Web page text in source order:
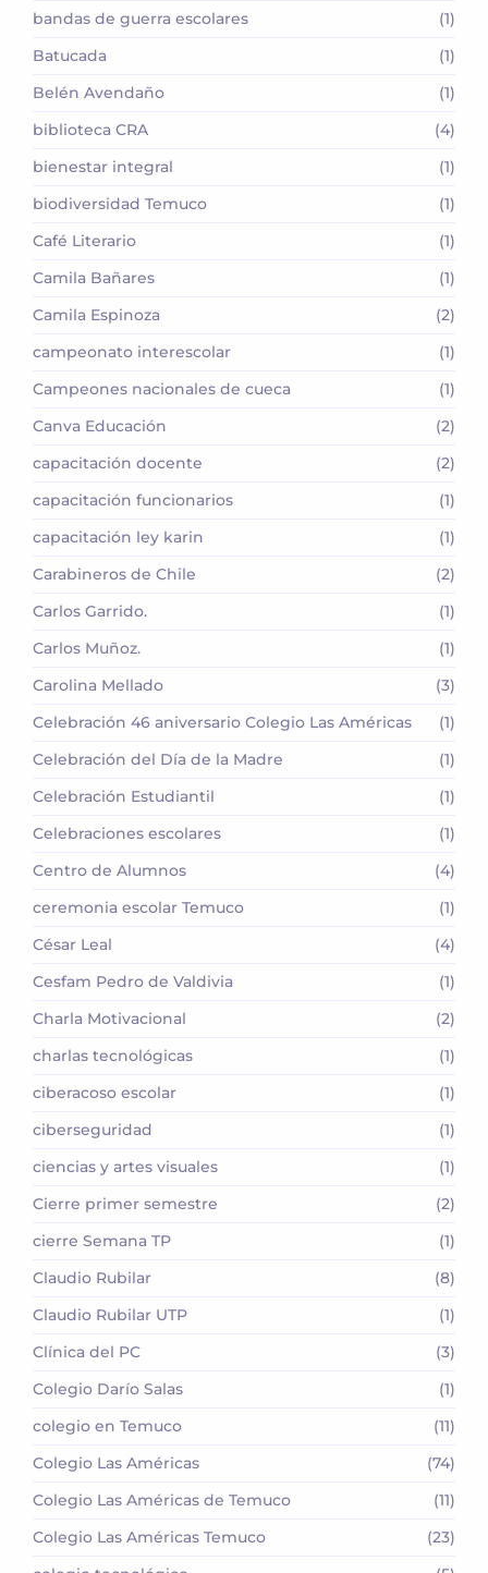
bandas de guerra escolares
(1)
Batucada
(1)
Belén Avendaño
(1)
biblioteca CRA
(4)
bienestar integral
(1)
biodiversidad Temuco
(1)
Café Literario
(1)
Camila Bañares
(1)
Camila Espinoza
(2)
campeonato interescolar
(1)
Campeones nacionales de cueca
(1)
Canva Educación
(2)
capacitación docente
(2)
capacitación funcionarios
(1)
capacitación ley karin
(1)
Carabineros de Chile
(2)
Carlos Garrido.
(1)
Carlos Muñoz.
(1)
Carolina Mellado
(3)
Celebración 46 aniversario Colegio Las Américas
(1)
Celebración del Día de la Madre
(1)
Celebración Estudiantil
(1)
Celebraciones escolares
(1)
Centro de Alumnos
(4)
ceremonia escolar Temuco
(1)
César Leal
(4)
Cesfam Pedro de Valdivia
(1)
Charla Motivacional
(2)
charlas tecnológicas
(1)
ciberacoso escolar
(1)
ciberseguridad
(1)
ciencias y artes visuales
(1)
Cierre primer semestre
(2)
cierre Semana TP
(1)
Claudio Rubilar
(8)
Claudio Rubilar UTP
(1)
Clínica del PC
(3)
Colegio Darío Salas
(1)
colegio en Temuco
(11)
Colegio Las Américas
(74)
Colegio Las Américas de Temuco
(11)
Colegio Las Américas Temuco
(23)